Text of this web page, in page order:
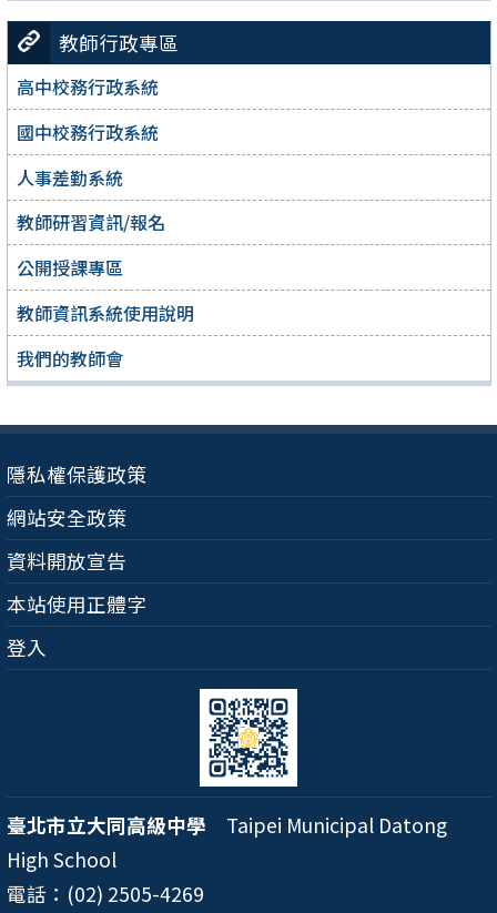
教師行政專區
高中校務行政系統
國中校務行政系統
人事差勤系統
教師研習資訊/報名
公開授課專區
教師資訊系統使用說明
我們的教師會
隱私權保護政策
網站安全政策
資料開放宣告
本站使用正體字
登入
臺北市立大同高級中學 Taipei Municipal Datong
High School
電話：(02) 2505-4269